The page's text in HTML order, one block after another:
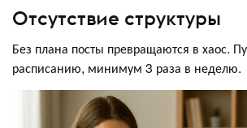
Отсутствие структуры
Без плана посты превращаются в хаос.
расписанию, минимум 3 раза в неделю.